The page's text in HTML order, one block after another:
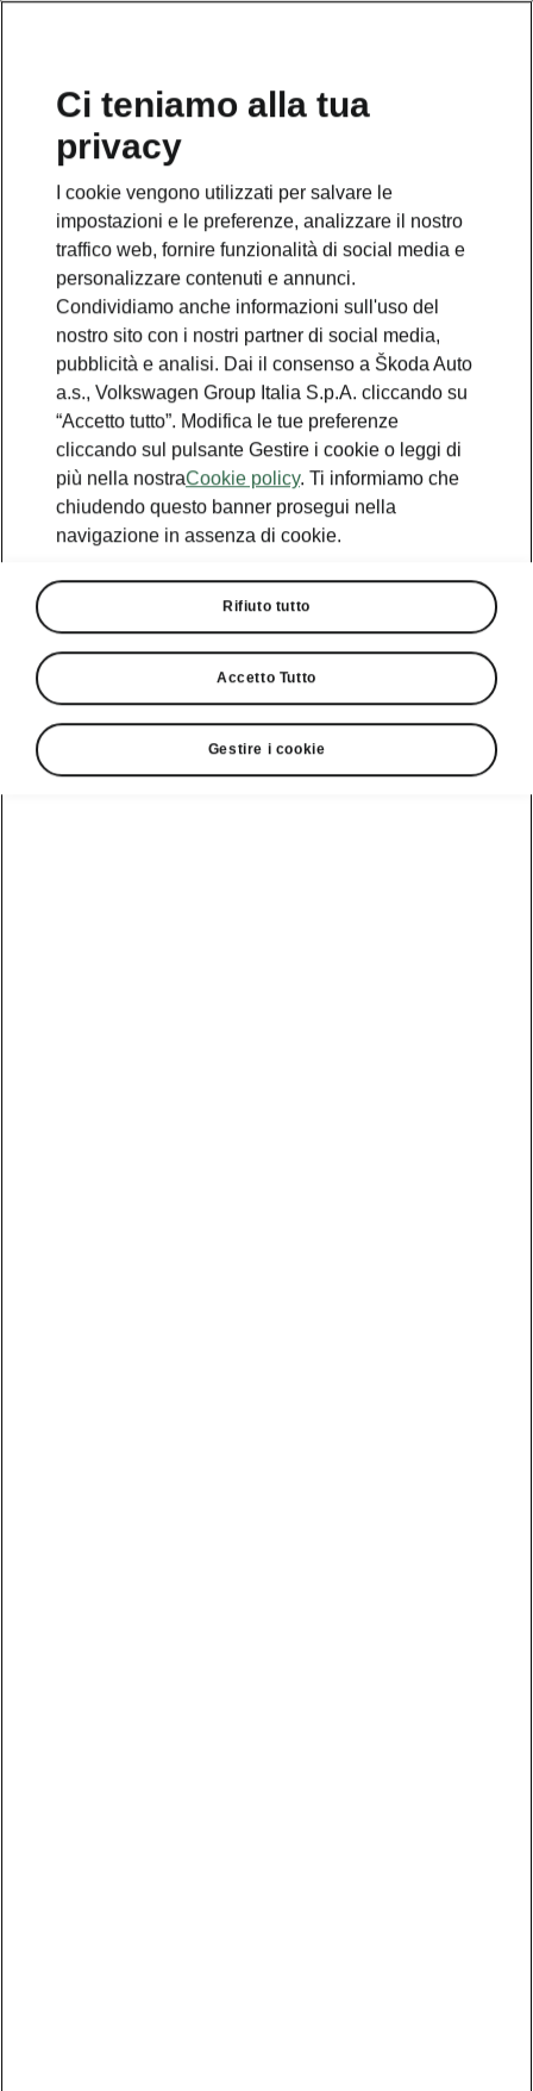
Organizza il Tuo viaggio qui
Legenda
Stazioni Powerpass
Partner selezionati
IONITY
Stazioni standard
Ci teniamo alla tua
privacy
I cookie vengono utilizzati per salvare le
impostazioni e le preferenze, analizzare il nostro
traffico web, fornire funzionalità di social media e
personalizzare contenuti e annunci.
Condividiamo anche informazioni sull'uso del
nostro sito con i nostri partner di social media,
pubblicità e analisi. Dai il consenso a Škoda Auto
a.s., Volkswagen Group Italia S.p.A. cliccando su
“Accetto tutto”. Modifica le tue preferenze
cliccando sul pulsante Gestire i cookie o leggi di
più nella nostraCookie policy. Ti informiamo che
chiudendo questo banner prosegui nella
navigazione in assenza di cookie.
Rifiuto tutto
Accetto Tutto
Gestire i cookie